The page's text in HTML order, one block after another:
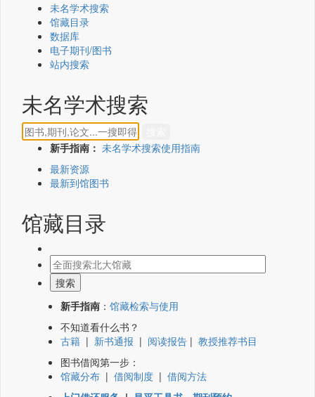
未名学术搜索
馆藏目录
数据库
电子期刊/图书
站内搜索
未名学术搜索
新手指南： 未名学术搜索使用指南
最新资源
最新到馆图书
馆藏目录
新手指南 ： 馆藏检索与使用
不知道看什么书？
古籍 | 新书通报 | 阅读报告 | 教授推荐书目
图书借阅第一步：
馆藏分布 | 借阅制度 | 借阅方法